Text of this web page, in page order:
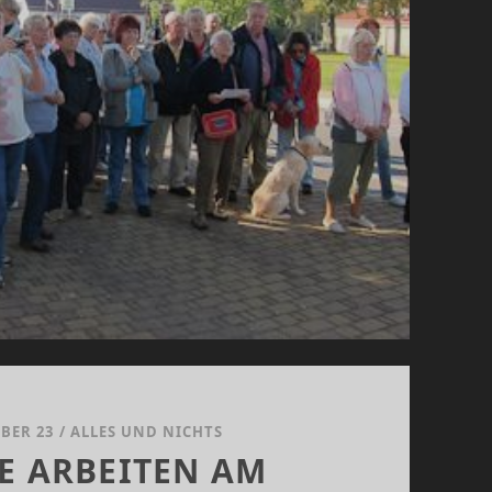
23 / ALLES UND NICHTS
ARBEITEN AM